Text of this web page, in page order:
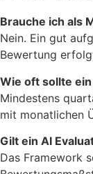
Brauche ich als
Nein. Ein gut
Bewertung
Wie oft sollte
Mindestens
mit monatlichen
Gilt ein AI
Das Framework